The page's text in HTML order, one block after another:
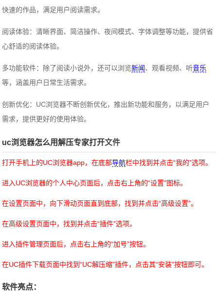
快速的作品，满足用户阅读需求。
阅读体验：清晰界面、简洁操作、夜间模式、字体调整等功能，提供省
心舒适的阅读体验。
多功能软件：除了阅读小说外，还可以浏览新闻、观看视频、听音乐
等，涵盖用户日常生活需求。
创新优化：UC浏览器不断创新优化，推出新功能和服务，以满足用户
需求，提供更好的使用体验。
uc浏览器怎么用解压专家打开文件
打开手机上的UC浏览器app，在底部导航栏中找到并点击“我的”选项。
进入UC浏览器的个人中心页面后，点击右上角的“设置”图标。
在设置页面中，向下滑动页面直到底部，找到并点击“高级设置”。
在高级设置页面中，找到并点击“插件”选项。
进入插件管理页面后，点击右上角的“加号”按钮。
在UC插件下载页面中找到“UC解压缩”插件，点击其“安装”按钮即可。
软件亮点：